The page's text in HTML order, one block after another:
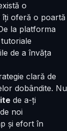
o
îți oferă o poartă
la platforma
de a învăța
clară de
dobândite. Nu
de a-ți
noi
și efort în